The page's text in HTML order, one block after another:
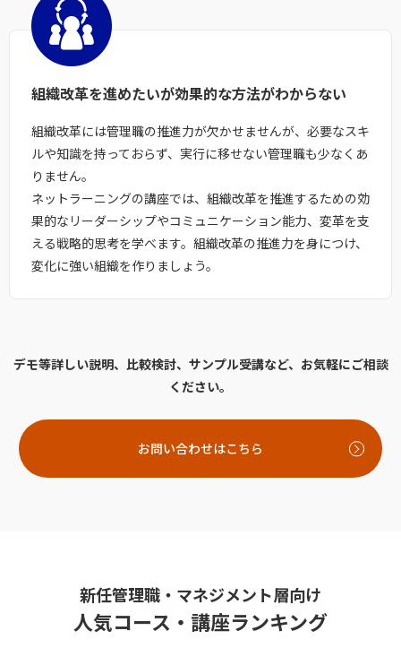
組織改革を進めたいが効果的な方法がわからない
組織改革には管理職の推進力が欠かせませんが、必要なスキ
ルや知識を持っておらず、実行に移せない管理職も少なくあ
りません。
ネットラーニングの講座では、組織改革を推進するための効
果的なリーダーシップやコミュニケーション能力、変革を支
える戦略的思考を学べます。組織改革の推進力を身につけ、
変化に強い組織を作りましょう。
デモ等詳しい説明、比較検討、サンプル受講など、お気軽にご相談
ください。
お問い合わせはこちら
新任管理職・マネジメント層向け
人気コース・講座ランキング